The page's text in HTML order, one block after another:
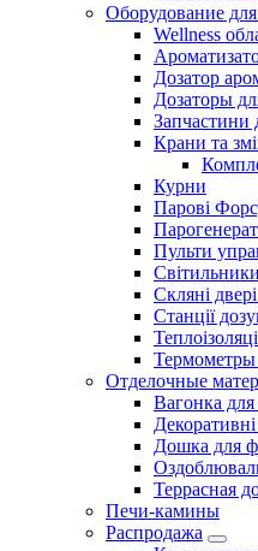
Оборудование
Wellness
Дозатор
Дозаторы
Запчастини
Крани та
Курни
Парові
Пульти
Скляні
Станції
Термометры
Отделочные
Вагонка для
Декоративні
Дошка для
Террасная
Печи-камины
Распродажа